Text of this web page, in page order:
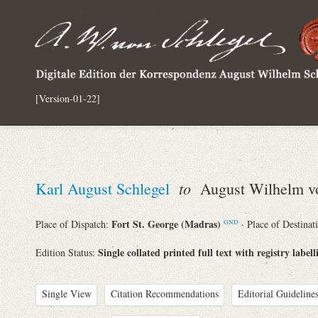
[Version-01-22]
Karl August Schlegel to August Wilhelm
Place of Dispatch: Fort St. George (Madras) GND · Place of
Edition Status: Single collated printed full text with registry
Single View Citation Recommendations Editorial